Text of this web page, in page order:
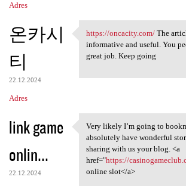
Adres
온카시
티
22.12.2024
Adres
https://oncacity.com/
https://oncacity.com/The
informative and useful. You
great job. Keep going
link game
onlin...
22.12.2024
Very likely I’m going to
Very likely I’m going to
absolutely have wonderful
sharing with us your blog. <a
href="https://
online slot</a>